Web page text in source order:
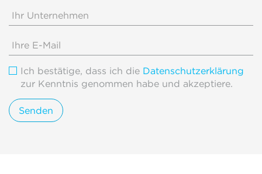
Ich bestätige, dass ich die Datenschutzerklärung
zur Kenntnis genommen habe und akzeptiere.